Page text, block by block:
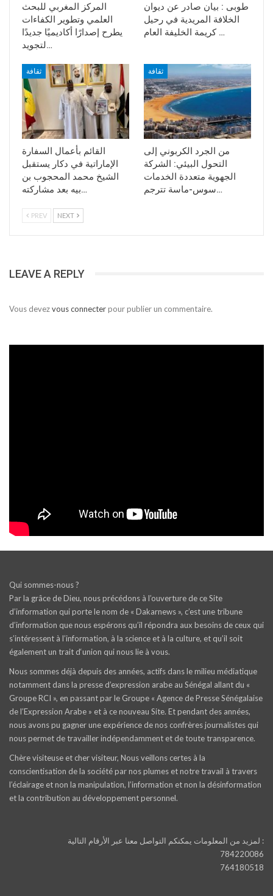
المركز المغربي للبحث
العلمي وتطوير الكفاءات
يطرح إصدارًا أكاديميًا جديدًا
لتجويد…
طوبى : بيان صادر عن ديوان
الخلافة المريدية في رحيل
كريمة الخليفة العام …
ثقافة
القائم بأعمال السفارة
الإماراتية في دكار يستقبل
الشيخ محمد المحجوب بن
بيه بعد مشاركته…
ثقافة
من الجرد الكربوني إلى
التحول البيئي: الشركة
الجهوية متعددة الخدمات
سوس-ماسة تترجم…
PREV NEXT
LEAVE A REPLY
Vous devezvous connecterpour publier un commentaire.
Qui sommes-nous ?
Par la grâce de Dieu, nous précédons à l’ouverture de ce Site
d’information qui porte le nom de « Dakarnews », c’est une tribune
d’information que nous espérons qu’il répondra aux besoins de ceux qui
s’intéressent à l’information, à la science et à la culture, et qu’il soit
également un trait d‘union qui nous lie à vous.
Nous sommes déjà depuis des années, actifs dans le milieu médiatique
notamment dans la presse d’expression arabe au Sénégal allant du «
Groupe RCI », en passant par le Groupe « Agence de Presse Sénégalaise
de l’Expression Arabe » et à ce nouveau Site. Et pendant des années,
nous avons pu gagner une expérience de nos confrères journalistes qui
nous permet de travailler indépendamment et de toute transparence.
Chère visiteuse et cher visiteur, Nous veillons certes à la
conscientisation de la société par nos plumes et notre travail à travers
l’éclairage et non la manipulation, l’information et non la désinformation
et la contribution au développement personnel.
لمزيد من المعلومات يمكنكم التواصل معنا عبر الأرقام التالية :
784220086
764180518